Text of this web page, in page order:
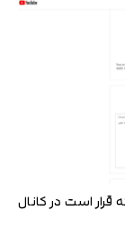
قرار است در کانال